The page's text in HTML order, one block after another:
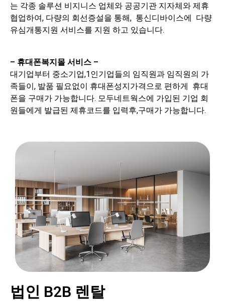
는 각종 솔루션 비지니스 업체와 공공기관 지자체와 제휴
협업하여, 다량의 회선증설을 통해, 통신디바이스에 다량
유심개통지원 서비스를 지원 하고 있습니다.
– 휴대폰복지몰 서비스 –
대기업부터 중소기업,1인기업들의 임직원과 임직원의 가
족들이, 발품 필요없이 휴대폰성지가격으로 편하게 휴대
폰을 구매가 가능합니다. 모두네트웍스에 가입된 기업 회
원들에게 발급된 제휴코드를 입력후,구매가 가능합니다.
법인 B2B 렌탈